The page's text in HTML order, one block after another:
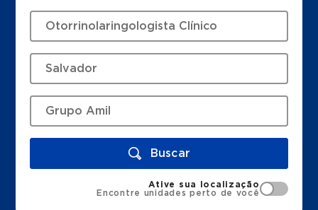
Buscar
Ative sua localização
Encontre unidades perto de você